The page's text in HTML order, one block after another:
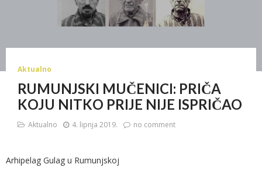
Aktualno
RUMUNJSKI MUČENICI: PRIČA
KOJU NITKO PRIJE NIJE ISPRIČAO
Aktualno 4. lipnja 2019. no comment
Arhipelag Gulag u Rumunjskoj